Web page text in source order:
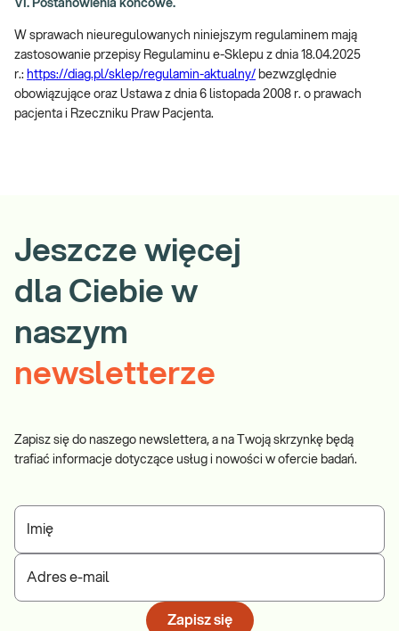
VI. Postanowienia końcowe.
W sprawach nieuregulowanych niniejszym regulaminem mają
zastosowanie przepisy Regulaminu e-Sklepu z dnia 18.04.2025
r.: https://diag.pl/sklep/regulamin-aktualny/ bezwzględnie
obowiązujące oraz Ustawa z dnia 6 listopada 2008 r. o prawach
pacjenta i Rzeczniku Praw Pacjenta.
Jeszcze więcej
dla Ciebie w
naszym
newsletterze
Zapisz się do naszego newslettera, a na Twoją skrzynkę będą
trafiać informacje dotyczące usług i nowości w ofercie badań.
Imię
Adres e-mail
Zapisz się